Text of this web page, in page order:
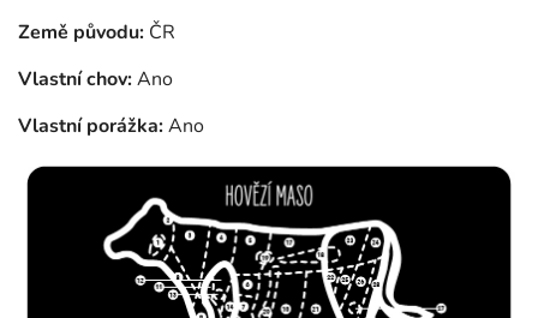
Země původu: ČR
Vlastní chov:Ano
Vlastní porážka:Ano